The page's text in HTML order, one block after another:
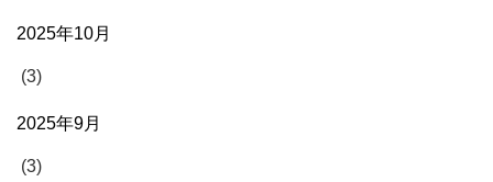
2025年10月
(3)
2025年9月
(3)